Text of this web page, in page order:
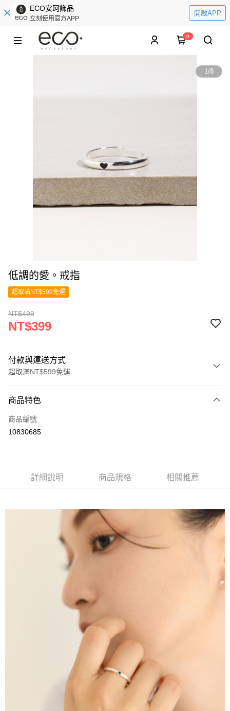
ECO安珂飾品
立刻使用官方APP
開啟APP
0
1/8
低調的愛。戒指
超取滿NT$599免運
NT$499
NT$399
付款與運送方式
超取滿NT$599免運
信用卡一次付款
超商取貨付款
街口支付
不提供全家取貨付款
不提供全家取貨服務
每筆NT$999,999
7-11超商取貨付款（離島取貨加價40元）
每筆NT$70，滿NT$599(含以上)免運費
付款後7-11取貨（離島取貨加價40元）
每筆NT$70，滿NT$599(含以上)免運費
每筆NT$70，滿NT$599(含以上)免運費
商品特色
商品編號
10830685
詳細說明 商品規格 相關推薦